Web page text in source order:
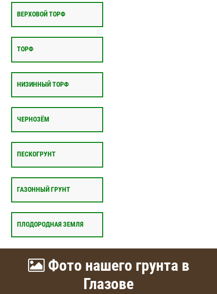
ВЕРХОВОЙ ТОРФ
ТОРФ
НИЗИННЫЙ ТОРФ
ЧЕРНОЗЁМ
ПЕСКОГРУНТ
ГАЗОННЫЙ ГРУНТ
ПЛОДОРОДНАЯ ЗЕМЛЯ
Фото нашего грунта в
Глазове